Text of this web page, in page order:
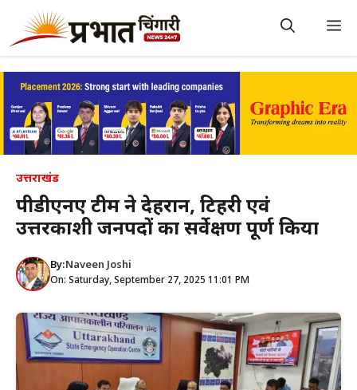
content
उत्तराखंड
पीडीएनए टीम ने देहरादून, टिहरी एवं
उत्तरकाशी जनपदों का सर्वेक्षण पूर्ण किया
By:Naveen Joshi
On: Saturday, September 27, 2025 11:01 PM